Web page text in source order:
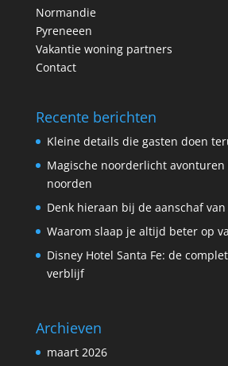
Normandie
Pyreneeen
Vakantie woning partners
Contact
Recente berichten
Kleine details die gasten doen
Magische noorderlicht
noorden
Denk hieraan bij de aanschaf
Waarom slaap je altijd beter op
Disney Hotel Santa Fe: de
verblijf
Archieven
maart 2026